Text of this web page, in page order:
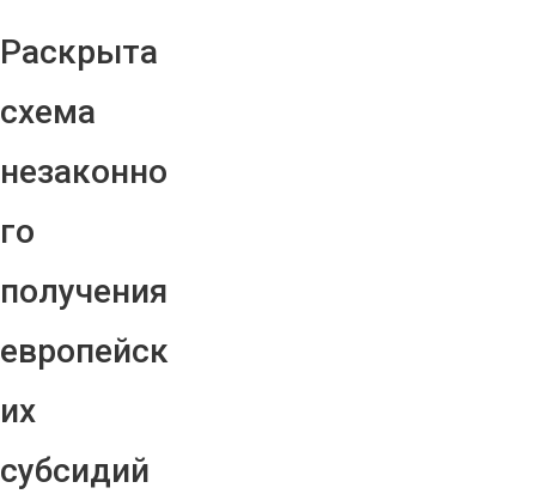
Раскрыта
схема
незаконно
го
получения
европейск
их
субсидий